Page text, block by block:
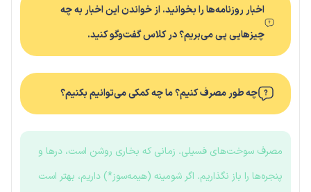
اخبار روزنامه‌ها را بخوانید. از خواندن این اخبار به چه
چیزهایی پی می‌بریم؟ در کلاس گفت‌وگو کنید.
چه طور مصرف کنیم؟ ما چه کمکی می‌توانیم بکنیم؟
مصرف سوخت‌های فسیلی. زمانی که بخاری روشن است، درها و
پنجره‌ها را باز نگذاریم. اگر شومینه (هیمه‌سوز*) داریم، بهتر است